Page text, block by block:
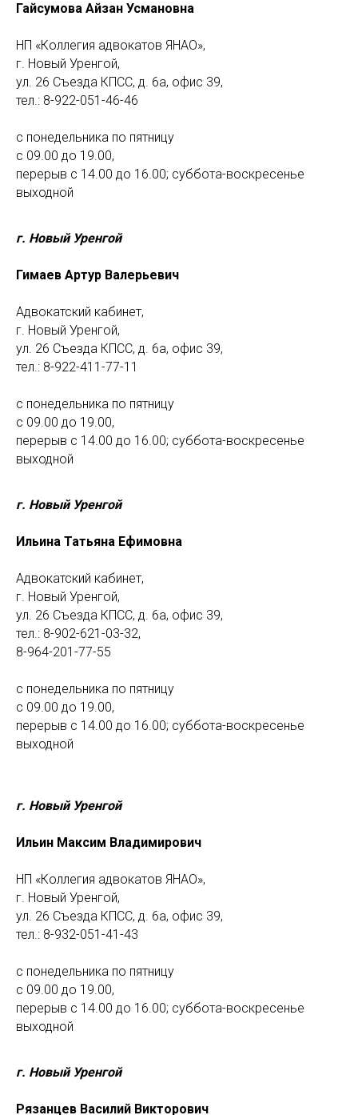
Гайсумова Айзан Усмановна
НП «Коллегия адвокатов ЯНАО»,
г. Новый Уренгой,
ул. 26 Съезда КПСС, д. 6а, офис 39,
тел.: 8-922-051-46-46
с понедельника по пятницу
с 09.00 до 19.00,
перерыв с 14.00 до 16.00; суббота-воскресенье
выходной
г. Новый Уренгой
Гимаев Артур Валерьевич
Адвокатский кабинет,
г. Новый Уренгой,
ул. 26 Съезда КПСС, д. 6а, офис 39,
тел.: 8-922-411-77-11
с понедельника по пятницу
с 09.00 до 19.00,
перерыв с 14.00 до 16.00; суббота-воскресенье
выходной
г. Новый Уренгой
Ильина Татьяна Ефимовна
Адвокатский кабинет,
г. Новый Уренгой,
ул. 26 Съезда КПСС, д. 6а, офис 39,
тел.: 8-902-621-03-32,
8-964-201-77-55
с понедельника по пятницу
с 09.00 до 19.00,
перерыв с 14.00 до 16.00; суббота-воскресенье
выходной
г. Новый Уренгой
Ильин Максим Владимирович
НП «Коллегия адвокатов ЯНАО»,
г. Новый Уренгой,
ул. 26 Съезда КПСС, д. 6а, офис 39,
тел.: 8-932-051-41-43
с понедельника по пятницу
с 09.00 до 19.00,
перерыв с 14.00 до 16.00; суббота-воскресенье
выходной
г. Новый Уренгой
Рязанцев Василий Викторович